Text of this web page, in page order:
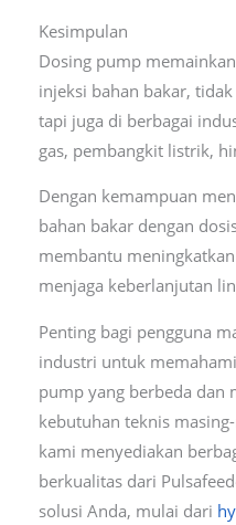
Kesimpulan
Dosing pump
injeksi bahan bakar,
tapi juga di berbagai
gas, pembangkit listrik,
Dengan kemampuan
bahan bakar dengan
membantu
menjaga keberlanjutan
Penting bagi pengguna
industri untuk
pump yang berbeda dan
kebutuhan teknis masing-
kami menyediakan
berkualitas dari
solusi Anda, mulai dari